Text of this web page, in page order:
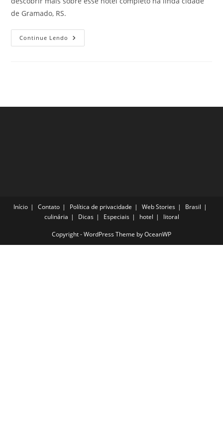
de Gramado, RS.
Continue Lendo Conheça
O
Início Contato Política de privacidade Web Stories
Brasil
culinária
Dicas Especiais hotel litoral
Copyright - WordPress Theme by OceanWP